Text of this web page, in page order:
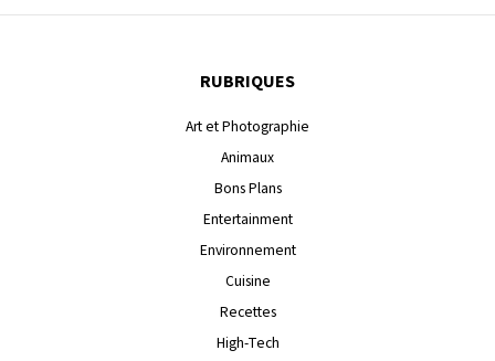
RUBRIQUES
Art et Photographie
Animaux
Bons Plans
Entertainment
Environnement
Cuisine
Recettes
High-Tech